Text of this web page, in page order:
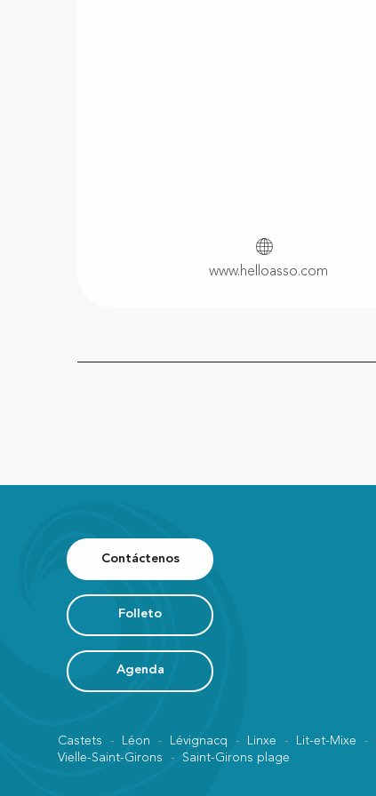
www.helloasso.com
Contáctenos
Folleto
Agenda
Castets Léon Lévignacq Linxe Lit-et-Mixe
Vielle-Saint-Girons
Saint-Girons plage